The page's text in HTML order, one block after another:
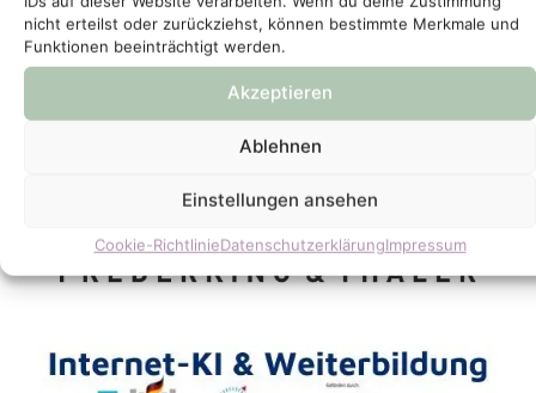
nicht erteilst oder zurückziehst, können bestimmte Merkmale und
Funktionen beeinträchtigt werden.
Akzeptieren
Ablehnen
Einstellungen ansehen
Cookie-RichtlinieDatenschutzerklärungImpressum